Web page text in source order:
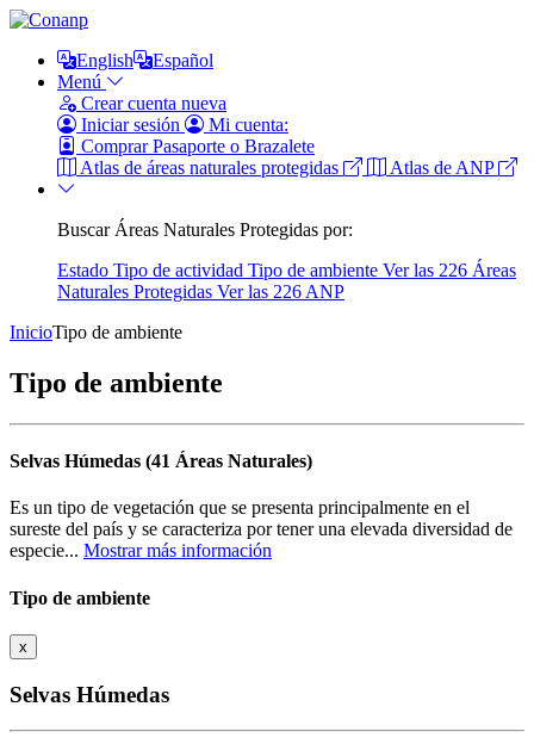
English
Español
Menú
Crear cuenta nueva
Iniciar sesión
Mi cuenta:
Comprar Pasaporte o Brazalete
Atlas de áreas naturales protegidas
Atlas de ANP
Buscar Áreas Naturales Protegidas por:
Estado Tipo de actividad Tipo de ambiente Ver las 226 Áreas
Naturales Protegidas Ver las 226 ANP
InicioTipo de ambiente
Tipo de ambiente
Selvas Húmedas (41 Áreas Naturales)
Es un tipo de vegetación que se presenta principalmente en el
sureste del país y se caracteriza por tener una elevada diversidad de
especie... Mostrar más información
Tipo de ambiente
x
Selvas Húmedas